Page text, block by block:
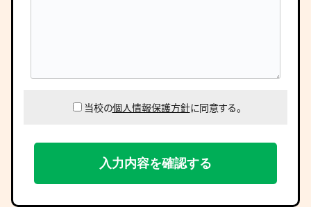
当校の個人情報保護方針に同意する。